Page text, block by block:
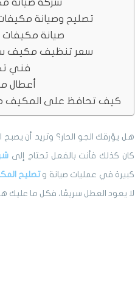
شركة صيانة
تصليح وصيانة
صيانة
سعر تنظيف مكيف
فني
كيف تحافظ على المكيف
هل يؤرقك الجو الحار؟ وتريد أن
كان كذلك فأنت بالفعل تحتاج إلى
كبيرة في عمليات صيانة وتصليح
لا يعود العطل سريعًا، فكل ما عليك